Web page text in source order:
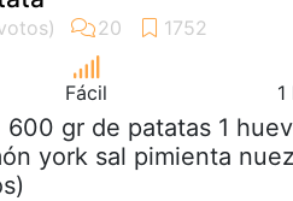
Fácil
600 gr de patatas 1
york sal pimienta